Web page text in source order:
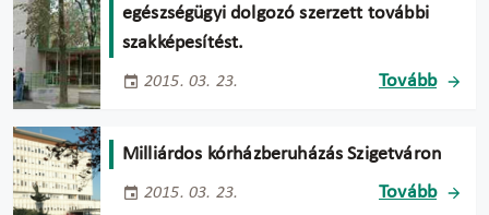
egészségügyi dolgozó szerzett további
szakképesítést.
2015. 03. 23. Tovább
Milliárdos kórházberuházás Szigetváron
2015. 03. 23. Tovább